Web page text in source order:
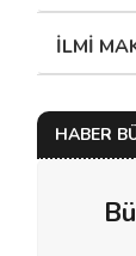
İLMİ
HABER